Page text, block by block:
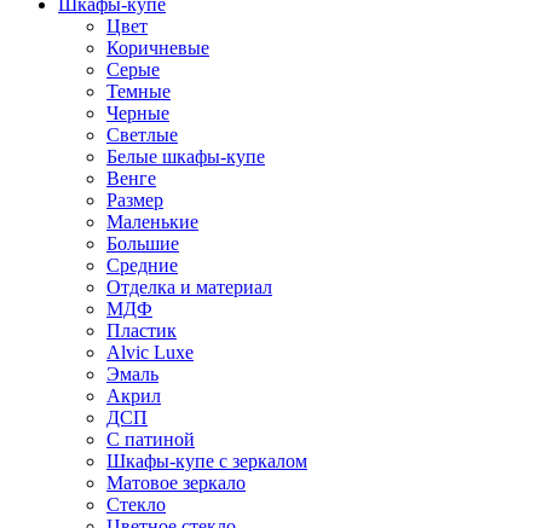
Шкафы-купе
Цвет
Коричневые
Серые
Темные
Черные
Светлые
Белые шкафы-купе
Венге
Размер
Маленькие
Большие
Средние
Отделка и материал
МДФ
Пластик
Alvic Luxe
Эмаль
Акрил
ДСП
С патиной
Шкафы-купе с зеркалом
Матовое зеркало
Стекло